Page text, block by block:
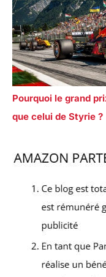
Pourquoi le grand
que celui de Styrie ?